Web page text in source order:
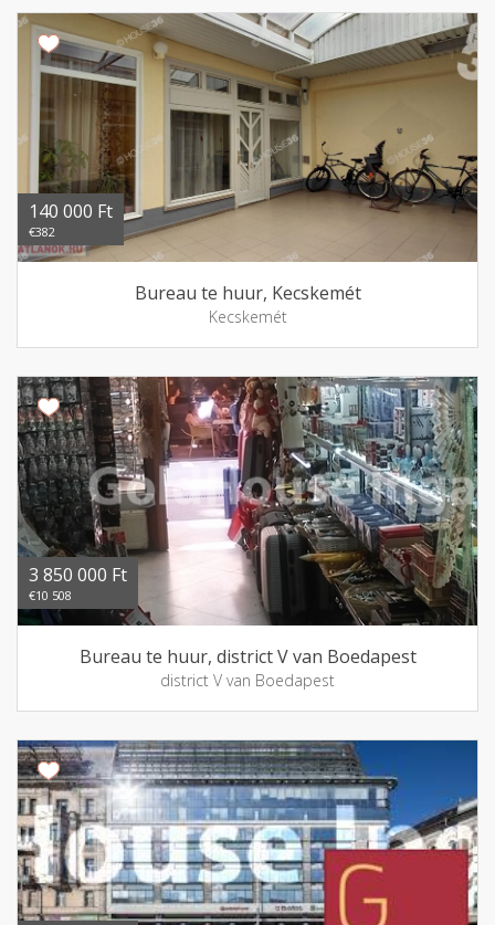
140 000 Ft
€382
Bureau te huur, Kecskemét
Kecskemét
3 850 000 Ft
€10 508
Bureau te huur, district V van Boedapest
district V van Boedapest